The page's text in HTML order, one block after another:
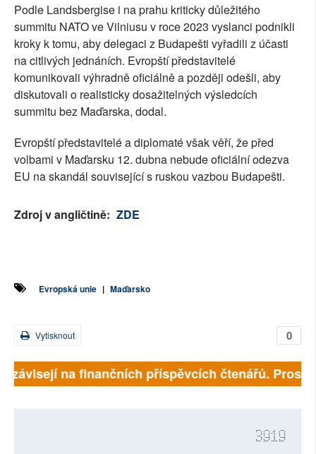
Podle Landsbergise i na prahu kriticky důležitého
summitu NATO ve Vilniusu v roce 2023 vyslanci podnikli
kroky k tomu, aby delegaci z Budapešti vyřadili z účasti
na citlivých jednáních. Evropští představitelé
komunikovali výhradně oficiálně a později odešli, aby
diskutovali o realisticky dosažitelných výsledcích
summitu bez Maďarska, dodal.
Evropští představitelé a diplomaté však věří, že před
volbami v Maďarsku 12. dubna nebude oficiální odezva
EU na skandál související s ruskou vazbou Budapešti.
Zdroj v angličtině: ZDE
Evropská unie | Maďarsko
0
Vytisknout
na finančních příspěvcích čtenářů.
3919